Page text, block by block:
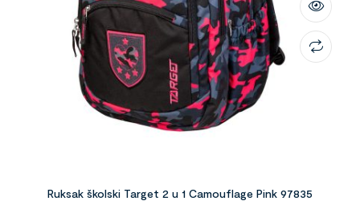
Ruksak školski Target 2 u 1 Camouflage Pink 97835